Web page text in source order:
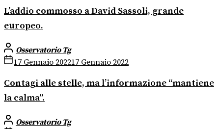
L’addio commosso a David Sassoli, grande
europeo.
Osservatorio Tg
17 Gennaio 202217 Gennaio 2022
Contagi alle stelle, ma l’informazione “mantiene
la calma”.
Osservatorio Tg